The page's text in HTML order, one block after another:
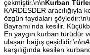
çekmiştir.\n\nKurban
KARDESDER
özgün faydaları
Bayramı’nda kesilir.
En yaygın kurban türüdür
ulaşan bağış çeşididir.\n\n
karşılığında kesilen